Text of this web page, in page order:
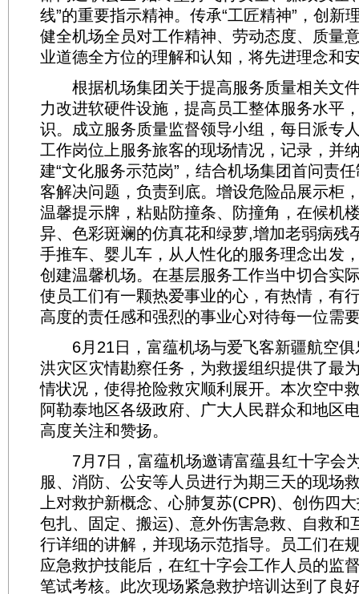
线”的重要指示精神。传承“工匠精神”，创新
健全机场全员对工作精神、劳动态度、质量
业道德全方位的理解和认知，将先进理念和
根据机场集团关于提高服务质量相关文
力改进软硬件设施，提高员工整体服务水平
识。成立服务质量监督领导小组，每日派专
工作岗位上服务旅客的现场情况，记录，并
建“文化服务示范岗”，结合机场集团首问责
客解决问题，负责到底。增设危险品展示柜
温馨提示牌，粘贴防撞条、防撞角，在候机
异、色彩斑斓的仿真花和绿萝,增加老弱病残
手推车、婴儿车，从人性化的服务理念出发
创建温馨机场。在基层服务工作当中切合实
使员工们有一颗热爱事业的心，有热情，有
高度的责任感和强烈的事业心对待每一位需
6月21日，富蕴机场与爱飞客新疆航空俱
洪灾区灾情勘察任务，为救援组织提供了最
情状况，使得抢险救灾顺利展开。本次空中
阿勒泰地区各级政府、广大人民群众和地区
高度关注和赞扬。
7月7日，富蕴机场邀请富蕴县红十字会
服、消防、公安等人员进行为期三天的现场
上对救护新概念、心肺复苏(CPR)、创伤四
包扎、固定、搬运)、意外伤害急救、自救和
行详细的讲解，并现场示范指导。员工们在
应急救护技能后，在红十字会工作人员的监
笔试考核。此次现场紧急救护培训达到了良